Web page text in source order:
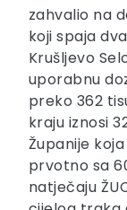
zahvalio na
koji spaja
Krušljevo
uporabnu
preko 362
kraju iznosi
Županije
prvotno sa
natječaju